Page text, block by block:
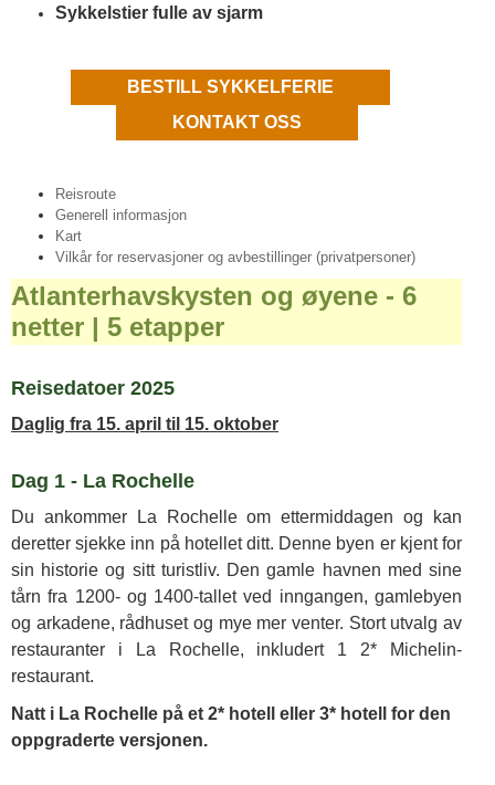
Sykkelstier fulle av sjarm
BESTILL SYKKELFERIE
KONTAKT OSS
Reisroute
Generell informasjon
Kart
Vilkår for reservasjoner og avbestillinger (privatpersoner)
Atlanterhavskysten og øyene - 6
netter | 5 etapper
Reisedatoer 2025
Daglig fra 15. april til 15. oktober
Dag 1 - La Rochelle
Du ankommer La Rochelle om ettermiddagen og kan
deretter sjekke inn på hotellet ditt. Denne byen er kjent for
sin historie og sitt turistliv. Den gamle havnen med sine
tårn fra 1200- og 1400-tallet ved inngangen, gamlebyen
og arkadene, rådhuset og mye mer venter. Stort utvalg av
restauranter i La Rochelle, inkludert 1 2* Michelin-
restaurant.
Natt i La Rochelle på et 2* hotell eller 3* hotell for den
oppgraderte versjonen.